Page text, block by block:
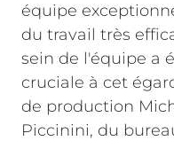
équipe
du travail très
sein de l'équipe a
cruciale à cet
de production
Piccinini, du